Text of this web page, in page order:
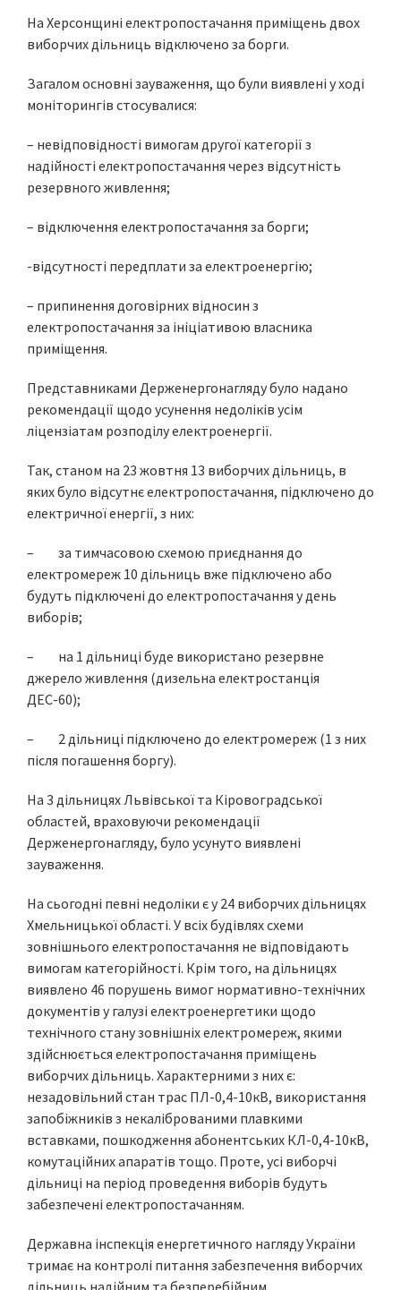
На Херсонщині електропостачання приміщень двох
виборчих дільниць відключено за борги.
Загалом основні зауваження, що були виявлені у ході
моніторингів стосувалися:
– невідповідності вимогам другої категорії з
надійності електропостачання через відсутність
резервного живлення;
– відключення електропостачання за борги;
-відсутності передплати за електроенергію;
– припинення договірних відносин з
електропостачання за ініціативою власника
приміщення.
Представниками Держенергонагляду було надано
рекомендації щодо усунення недоліків усім
ліцензіатам розподілу електроенергії.
Так, станом на 23 жовтня 13 виборчих дільниць, в
яких було відсутнє електропостачання, підключено до
електричної енергії, з них:
– за тимчасовою схемою приєднання до
електромереж 10 дільниць вже підключено або
будуть підключені до електропостачання у день
виборів;
– на 1 дільниці буде використано резервне
джерело живлення (дизельна електростанція
ДЕС-60);
– 2 дільниці підключено до електромереж (1 з них
після погашення боргу).
На 3 дільницях Львівської та Кіровоградської
областей, враховуючи рекомендації
Держенергонагляду, було усунуто виявлені
зауваження.
На сьогодні певні недоліки є у 24 виборчих дільницях
Хмельницької області. У всіх будівлях схеми
зовнішнього електропостачання не відповідають
вимогам категорійності. Крім того, на дільницях
виявлено 46 порушень вимог нормативно-технічних
документів у галузі електроенергетики щодо
технічного стану зовнішніх електромереж, якими
здійснюється електропостачання приміщень
виборчих дільниць. Характерними з них є:
незадовільний стан трас ПЛ-0,4-10кВ, використання
запобіжників з некаліброваними плавкими
вставками, пошкодження абонентських КЛ-0,4-10кВ,
комутаційних апаратів тощо. Проте, усі виборчі
дільниці на період проведення виборів будуть
забезпечені електропостачанням.
Державна інспекція енергетичного нагляду України
тримає на контролі питання забезпечення виборчих